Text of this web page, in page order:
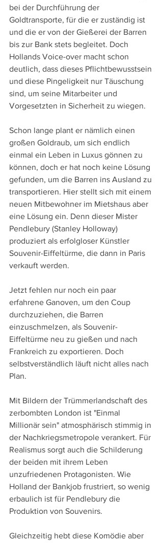
bei der Durchführung der
Goldtransporte, für die er zuständig ist
und die er von der Gießerei der Barren
bis zur Bank stets begleitet. Doch
Hollands Voice-over macht schon
deutlich, dass dieses Pflichtbewusstsein
und diese Pingeligkeit nur Täuschung
sind, um seine Mitarbeiter und
Vorgesetzten in Sicherheit zu wiegen.
Schon lange plant er nämlich einen
großen Goldraub, um sich endlich
einmal ein Leben in Luxus gönnen zu
können, doch er hat noch keine Lösung
gefunden, um die Barren ins Ausland zu
transportieren. Hier stellt sich mit einem
neuen Mitbewohner im Mietshaus aber
eine Lösung ein. Denn dieser Mister
Pendlebury (Stanley Holloway)
produziert als erfolgloser Künstler
Souvenir-Eiffeltürme, die dann in Paris
verkauft werden.
Jetzt fehlen nur noch ein paar
erfahrene Ganoven, um den Coup
durchzuziehen, die Barren
einzuschmelzen, als Souvenir-
Eiffeltürme neu zu gießen und nach
Frankreich zu exportieren. Doch
selbstverständlich läuft nicht alles nach
Plan.
Mit Bildern der Trümmerlandschaft des
zerbombten London ist "Einmal
Millionär sein" atmosphärisch stimmig in
der Nachkriegsmetropole verankert. Für
Realismus sorgt auch die Schilderung
der beiden mit ihrem Leben
unzufriedenen Protagonisten. Wie
Holland der Bankjob frustriert, so wenig
erbaulich ist für Pendlebury die
Produktion von Souvenirs.
Gleichzeitig hebt diese Komödie aber